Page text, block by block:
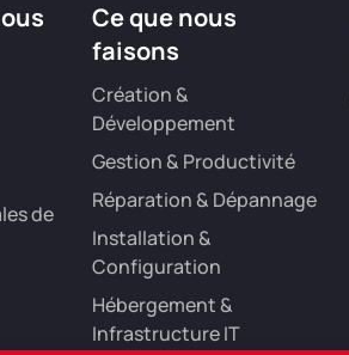
de
Ce que nous
faisons
Création &
Développement
Gestion & Productivité
Réparation & Dépannage
Installation &
Configuration
Hébergement &
Infrastructure IT